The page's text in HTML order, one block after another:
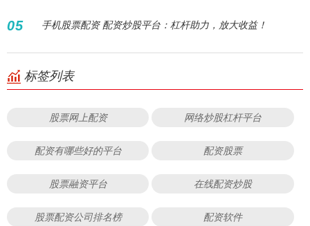
05 手机股票配资 配资炒股平台：杠杆助力，放大收益！
标签列表
股票网上配资 网络炒股杠杆平台
配资有哪些好的平台 配资股票
股票融资平台 在线配资炒股
股票配资公司排名榜 配资软件